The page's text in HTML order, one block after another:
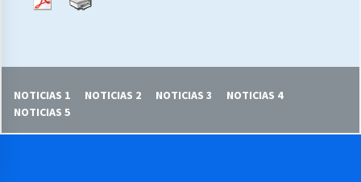
16/06/2026
NOTICIAS 1 NOTICIAS 2 NOTICIAS 3
NOTICIAS 4
NOTICIAS 5